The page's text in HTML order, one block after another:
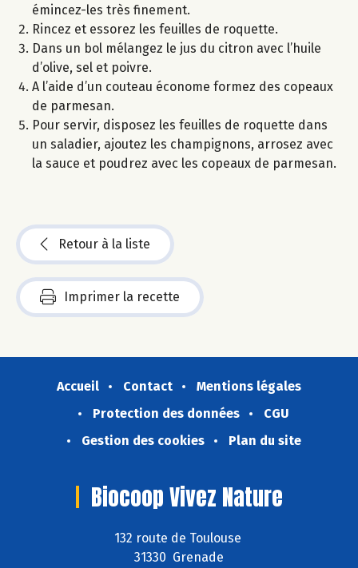
émincez-les très finement.
Rincez et essorez les feuilles de roquette.
Dans un bol mélangez le jus du citron avec l’huile
d’olive, sel et poivre.
A l’aide d’un couteau économe formez des copeaux
de parmesan.
Pour servir, disposez les feuilles de roquette dans
un saladier, ajoutez les champignons, arrosez avec
la sauce et poudrez avec les copeaux de parmesan.
Retour à la liste
Imprimer la recette
Accueil Contact
Mentions légales
Protection des données
CGU
Gestion des cookies
Plan du site
Biocoop Vivez Nature
132 route de Toulouse
31330 Grenade